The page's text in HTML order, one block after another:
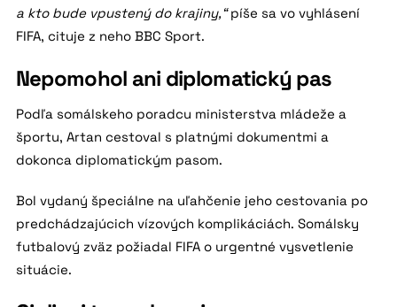
a kto bude vpustený do krajiny,“píše sa vo vyhlásení
FIFA, cituje z neho BBC Sport.
Nepomohol ani diplomatický pas
Podľa somálskeho poradcu ministerstva mládeže a
športu, Artan cestoval s platnými dokumentmi a
dokonca diplomatickým pasom.
Bol vydaný špeciálne na uľahčenie jeho cestovania po
predchádzajúcich vízových komplikáciách. Somálsky
futbalový zväz požiadal FIFA o urgentné vysvetlenie
situácie.